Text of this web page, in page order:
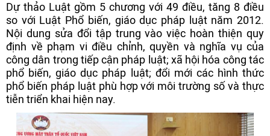
Dự thảo Luật gồm 5 chương với 49 điều, tăng 8 điều
so với Luật Phổ biến, giáo dục pháp luật năm 2012.
Nội dung sửa đổi tập trung vào việc hoàn thiện quy
định về phạm vi điều chỉnh, quyền và nghĩa vụ của
công dân trong tiếp cận pháp luật; xã hội hóa công tác
phổ biến, giáo dục pháp luật; đổi mới các hình thức
phổ biến pháp luật phù hợp với môi trường số và thực
tiễn triển khai hiện nay.